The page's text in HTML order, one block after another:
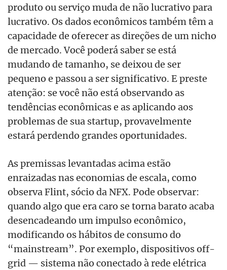
produto ou serviço muda de não lucrativo para
lucrativo. Os dados econômicos também têm a
capacidade de oferecer as direções de um nicho
de mercado. Você poderá saber se está
mudando de tamanho, se deixou de ser
pequeno e passou a ser significativo. E preste
atenção: se você não está observando as
tendências econômicas e as aplicando aos
problemas de sua startup, provavelmente
estará perdendo grandes oportunidades.
As premissas levantadas acima estão
enraizadas nas economias de escala, como
observa Flint, sócio da NFX. Pode observar:
quando algo que era caro se torna barato acaba
desencadeando um impulso econômico,
modificando os hábitos de consumo do
“mainstream”. Por exemplo, dispositivos off-
grid — sistema não conectado à rede elétrica